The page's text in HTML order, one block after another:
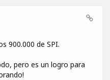
900.000 de SPI.
pero es un logro para